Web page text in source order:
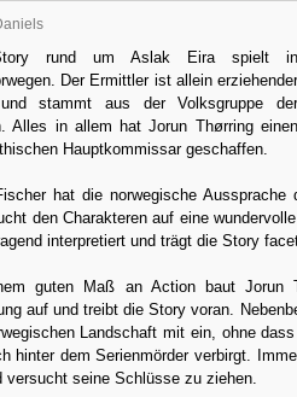
rund um Aslak Eira spielt in
Der Ermittler ist allein erziehender
stammt aus der Volksgruppe der
Alles in allem hat Jorun Thørring einen
Hauptkommissar geschaffen.
hat die norwegische Aussprache
den Charakteren auf eine
interpretiert und trägt die Story
guten Maß an Action baut Jorun
auf und treibt die Story voran.
Landschaft mit ein, ohne
hinter dem Serienmörder verbirgt.
versucht seine Schlüsse zu ziehen.